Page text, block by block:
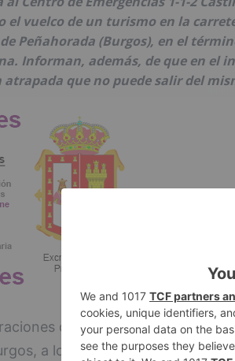
el vuelco de un turismo en la
Peñahorada (Burgos), en el
Informan, además, de que en el
atrapada que no puede salir del
da aviso de este incidente
a los Bomberos de Burgos -